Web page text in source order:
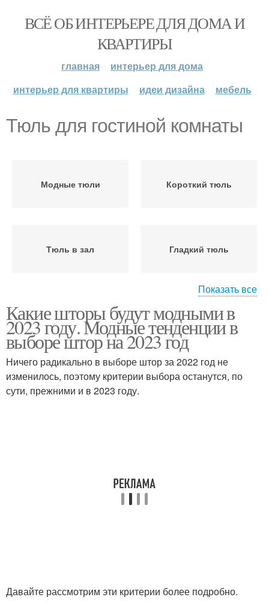
ВСЁ ОБ ИНТЕРЬЕРЕ ДЛЯ ДОМА И
КВАРТИРЫ
главная
интерьер для дома
интерьер для квартиры
идеи дизайна мебель
Тюль для гостиной комнаты
Модные тюли Короткий тюль
Тюль в зал Гладкий тюль
Шифоновый тюль Бархатистый тюль
Гипюровый тюль Тюль для спальни
Показать все
Какие шторы будут модными в
2023 году. Модные тенденции в
выборе штор на 2023 год
Ничего радикально в выборе штор за 2022 год не
изменилось, поэтому критерии выбора останутся, по
сути, прежними и в 2023 году.
Давайте рассмотрим эти критерии более подробно.